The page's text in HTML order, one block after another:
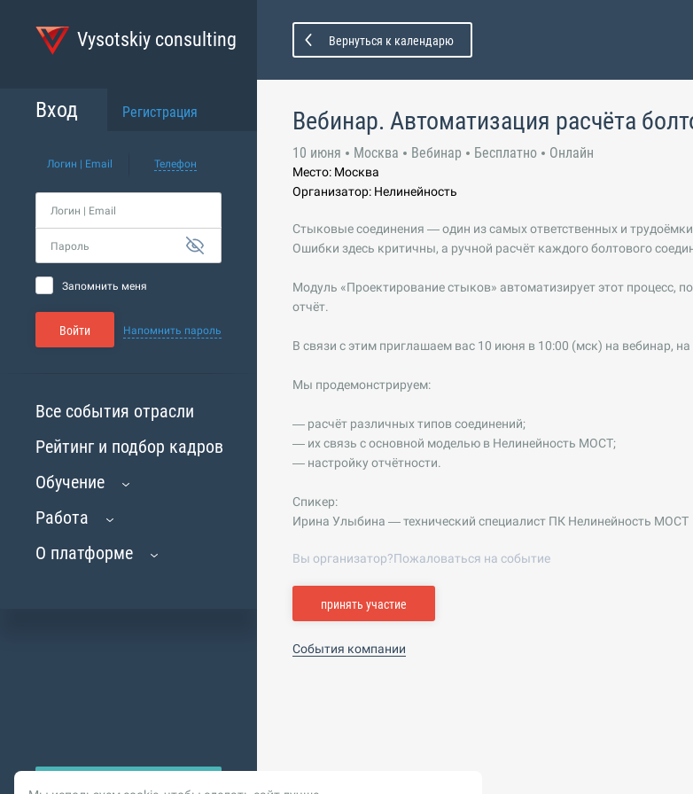
Vysotskiy consulting
Вход Регистрация
Логин | Email Телефон
Логин | Email
Пароль
Запомнить меня
Войти Напомнить пароль
Все события отрасли
Рейтинг и подбор кадров
Обучение
Работа
О платформе
Вернуться к календарю
Вебинар. Автоматизация расчёта
10 июня Москва Вебинар Бесплатно Онлайн
Место: Москва
Организатор: Нелинейность
Стыковые соединения — один из самых ответственных и
Ошибки здесь критичны, а ручной расчёт каждого болтового
Модуль «Проектирование стыков» автоматизирует этот процесс,
отчёт.
В связи с этим приглашаем вас 10 июня в 10:00 (мск) на вебинар,
Мы продемонстрируем:
— расчёт различных типов соединений;
— их связь с основной моделью в Нелинейность МОСТ;
— настройку отчётности.
Спикер:
Ирина Улыбина — технический специалист ПК Нелинейность МОСТ
Вы организатор?Пожаловаться на событие
принять участие
События компании